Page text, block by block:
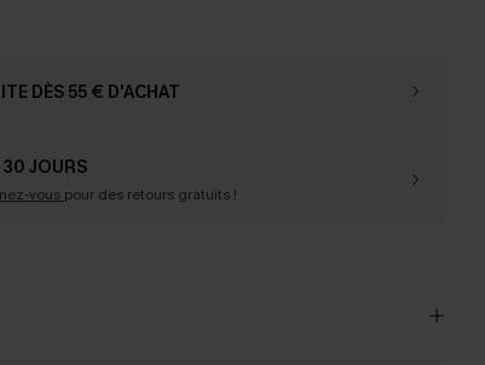
DÈS 55 € D'ACHAT
30 JOURS
vous pour des retours gratuits !